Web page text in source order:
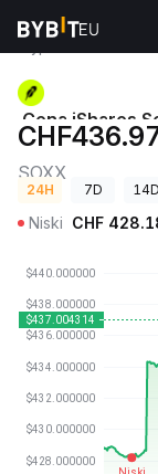
Ceny
Cena iShares
Robinhood
SOXX
24H 7D 14D
Niski CHF